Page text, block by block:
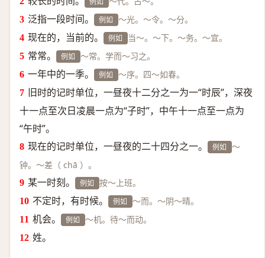
泛指一段时间。 例如 ～光。～令。～分。
现在的，当前的。 例如 当～。～下。～务。～宜。
常常。 例如 ～常。学而～习之。
一年中的一季。 例如 ～序。四～如春。
旧时的记时单位，一昼夜十二分之一为一“时辰”，深夜
十一点至次日凌晨一点为“子时”，中午十一点至一点为
“午时”。
现在的记时单位，一昼夜的二十四分之一。
例如 ～
钟。～差（ chā ）。
某一时刻。 例如 按～上班。
不定时，有时候。 例如 ～而。～阴～晴。
机会。 例如 ～机。待～而动。
姓。